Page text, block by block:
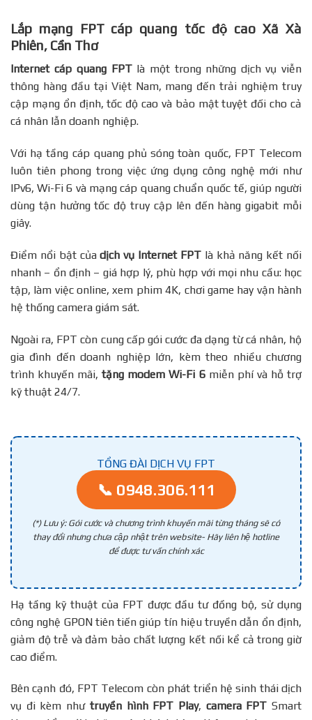
Lắp mạng FPT cáp quang tốc độ cao Xã Xà
Phiên, Cần Thơ
Internet cáp quang FPTlà một trong những dịch vụ viễn
thông hàng đầu tại Việt Nam, mang đến trải nghiệm truy
cập mạng ổn định, tốc độ cao và bảo mật tuyệt đối cho cả
cá nhân lẫn doanh nghiệp.
Với hạ tầng cáp quang phủ sóng toàn quốc, FPT Telecom
luôn tiên phong trong việc ứng dụng công nghệ mới như
IPv6, Wi-Fi 6 và mạng cáp quang chuẩn quốc tế, giúp người
dùng tận hưởng tốc độ truy cập lên đến hàng gigabit mỗi
giây.
Điểm nổi bật củadịch vụ Internet FPTlà khả năng kết nối
nhanh – ổn định – giá hợp lý, phù hợp với mọi nhu cầu: học
tập, làm việc online, xem phim 4K, chơi game hay vận hành
hệ thống camera giám sát.
Ngoài ra, FPT còn cung cấp gói cước đa dạng từ cá nhân, hộ
gia đình đến doanh nghiệp lớn, kèm theo nhiều chương
trình khuyến mãi, tặng modem Wi-Fi 6miễn phí và hỗ trợ
kỹ thuật 24/7.
TỔNG ĐÀI DỊCH VỤ FPT
📞 0948.306.111
(*) Lưu ý: Gói cước và chương trình khuyến mãi từng tháng sẽ có
thay đổi nhưng chưa cập nhật trên website- Hãy liên hệ hotline
để được tư vấn chính xác
Hạ tầng kỹ thuật của FPT được đầu tư đồng bộ, sử dụng
công nghệ GPON tiên tiến giúp tín hiệu truyền dẫn ổn định,
giảm độ trễ và đảm bảo chất lượng kết nối kể cả trong giờ
cao điểm.
Bên cạnh đó, FPT Telecom còn phát triển hệ sinh thái dịch
vụ đi kèm nhưtruyền hình FPT Play, camera FPT Smart